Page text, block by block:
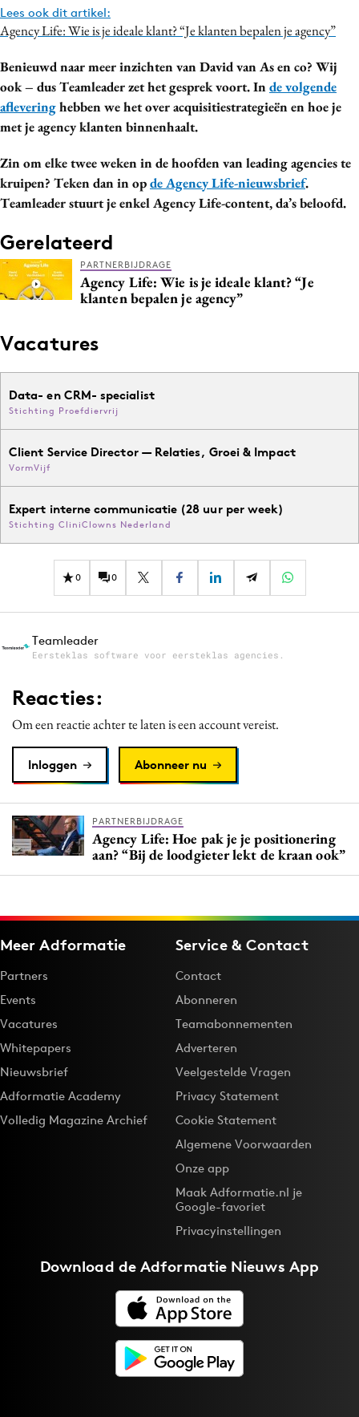
Lees ook dit artikel:
Agency Life: Wie is je ideale klant? “Je klanten bepalen je agency”
Benieuwd naar meer inzichten van David van As en co? Wij
ook – dus Teamleader zet het gesprek voort. Inde volgende
afleveringhebben we het over acquisitiestrategieën en hoe je
met je agency klanten binnenhaalt.
Zin om elke twee weken in de hoofden van leading agencies te
kruipen? Teken dan in opde Agency Life-nieuwsbrief.
Teamleader stuurt je enkel Agency Life-content, da’s beloofd.
Gerelateerd
PARTNERBIJDRAGE
Agency Life: Wie is je ideale klant? “Je
klanten bepalen je agency”
Vacatures
Data- en CRM- specialist
Stichting Proefdiervrij
Client Service Director — Relaties, Groei & Impact
VormVijf
Expert interne communicatie (28 uur per week)
Stichting CliniClowns Nederland
0 0
Teamleader
Eersteklas software voor eersteklas agencies.
Reacties:
Om een reactie achter te laten is een account vereist.
Inloggen Abonneer nu
PARTNERBIJDRAGE
Agency Life: Hoe pak je je positionering
aan? “Bij de loodgieter lekt de kraan ook”
Meer Adformatie
Partners
Events
Vacatures
Whitepapers
Nieuwsbrief
Adformatie Academy
Volledig Magazine Archief
Service & Contact
Contact
Abonneren
Teamabonnementen
Adverteren
Veelgestelde Vragen
Privacy Statement
Cookie Statement
Algemene Voorwaarden
Onze app
Maak Adformatie.nl je
Google-favoriet
Privacyinstellingen
Download deAdformatie Nieuws App